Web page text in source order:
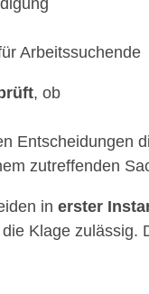
Arbeitssuchende
, ob
Entscheidungen
zutreffenden
inerster
Klage